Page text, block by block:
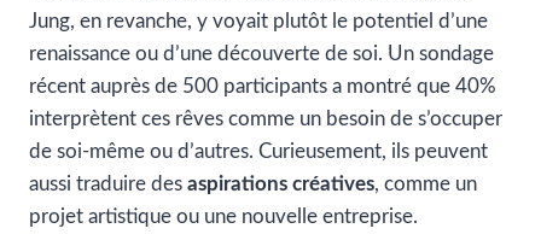
Jung, en revanche, y voyait plutôt le potentiel d’une
renaissance ou d’une découverte de soi. Un sondage
récent auprès de 500 participants a montré que 40%
interprètent ces rêves comme un besoin de s’occuper
de soi-même ou d’autres. Curieusement, ils peuvent
aussi traduire des aspirations créatives, comme un
projet artistique ou une nouvelle entreprise.